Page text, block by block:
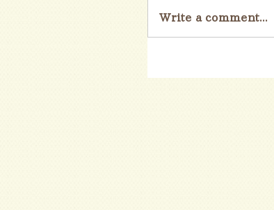
Write a comment...